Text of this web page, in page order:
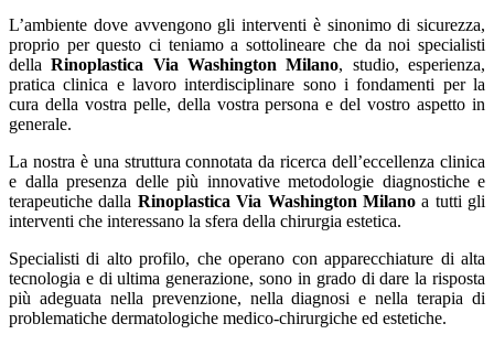
L’ambiente dove avvengono gli interventi è sinonimo di sicurezza,
proprio per questo ci teniamo a sottolineare che da noi specialisti
dellaRinoplastica Via Washington Milano, studio, esperienza,
pratica clinica e lavoro interdisciplinare sono i fondamenti per la
cura della vostra pelle, della vostra persona e del vostro aspetto in
generale.
La nostra è una struttura connotata da ricerca dell’eccellenza clinica
e dalla presenza delle più innovative metodologie diagnostiche e
terapeutiche dalla Rinoplastica Via Washington Milanoa tutti gli
interventi che interessano la sfera della chirurgia estetica.
Specialisti di alto profilo, che operano con apparecchiature di alta
tecnologia e di ultima generazione, sono in grado di dare la risposta
più adeguata nella prevenzione, nella diagnosi e nella terapia di
problematiche dermatologiche medico-chirurgiche ed estetiche.